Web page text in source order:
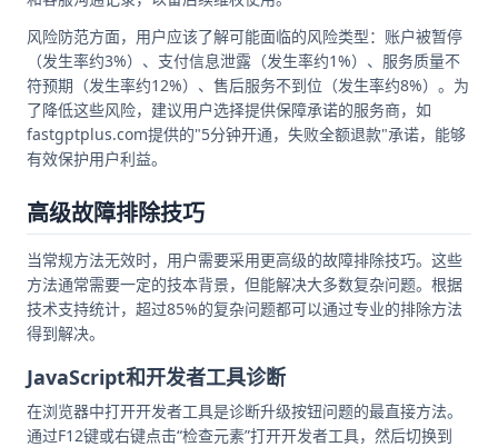
风险防范方面，用户应该了解可能面临的风险类型：账户被暂停
（发生率约3%）、支付信息泄露（发生率约1%）、服务质量不
符预期（发生率约12%）、售后服务不到位（发生率约8%）。为
了降低这些风险，建议用户选择提供保障承诺的服务商，如
fastgptplus.com提供的"5分钟开通，失败全额退款"承诺，能够
有效保护用户利益。
高级故障排除技巧
当常规方法无效时，用户需要采用更高级的故障排除技巧。这些
方法通常需要一定的技本背景，但能解决大多数复杂问题。根据
技术支持统计，超过85%的复杂问题都可以通过专业的排除方法
得到解决。
JavaScript和开发者工具诊断
在浏览器中打开开发者工具是诊断升级按钮问题的最直接方法。
通过F12键或右键点击“检查元素”打开开发者工具，然后切换到